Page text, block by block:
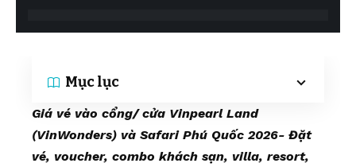
Mục lục
Giá vé vào cổng/ cửa Vinpearl Land
(VinWonders) và Safari Phú Quốc 2026- Đặt
vé, voucher, combo khách sạn, villa, resort,